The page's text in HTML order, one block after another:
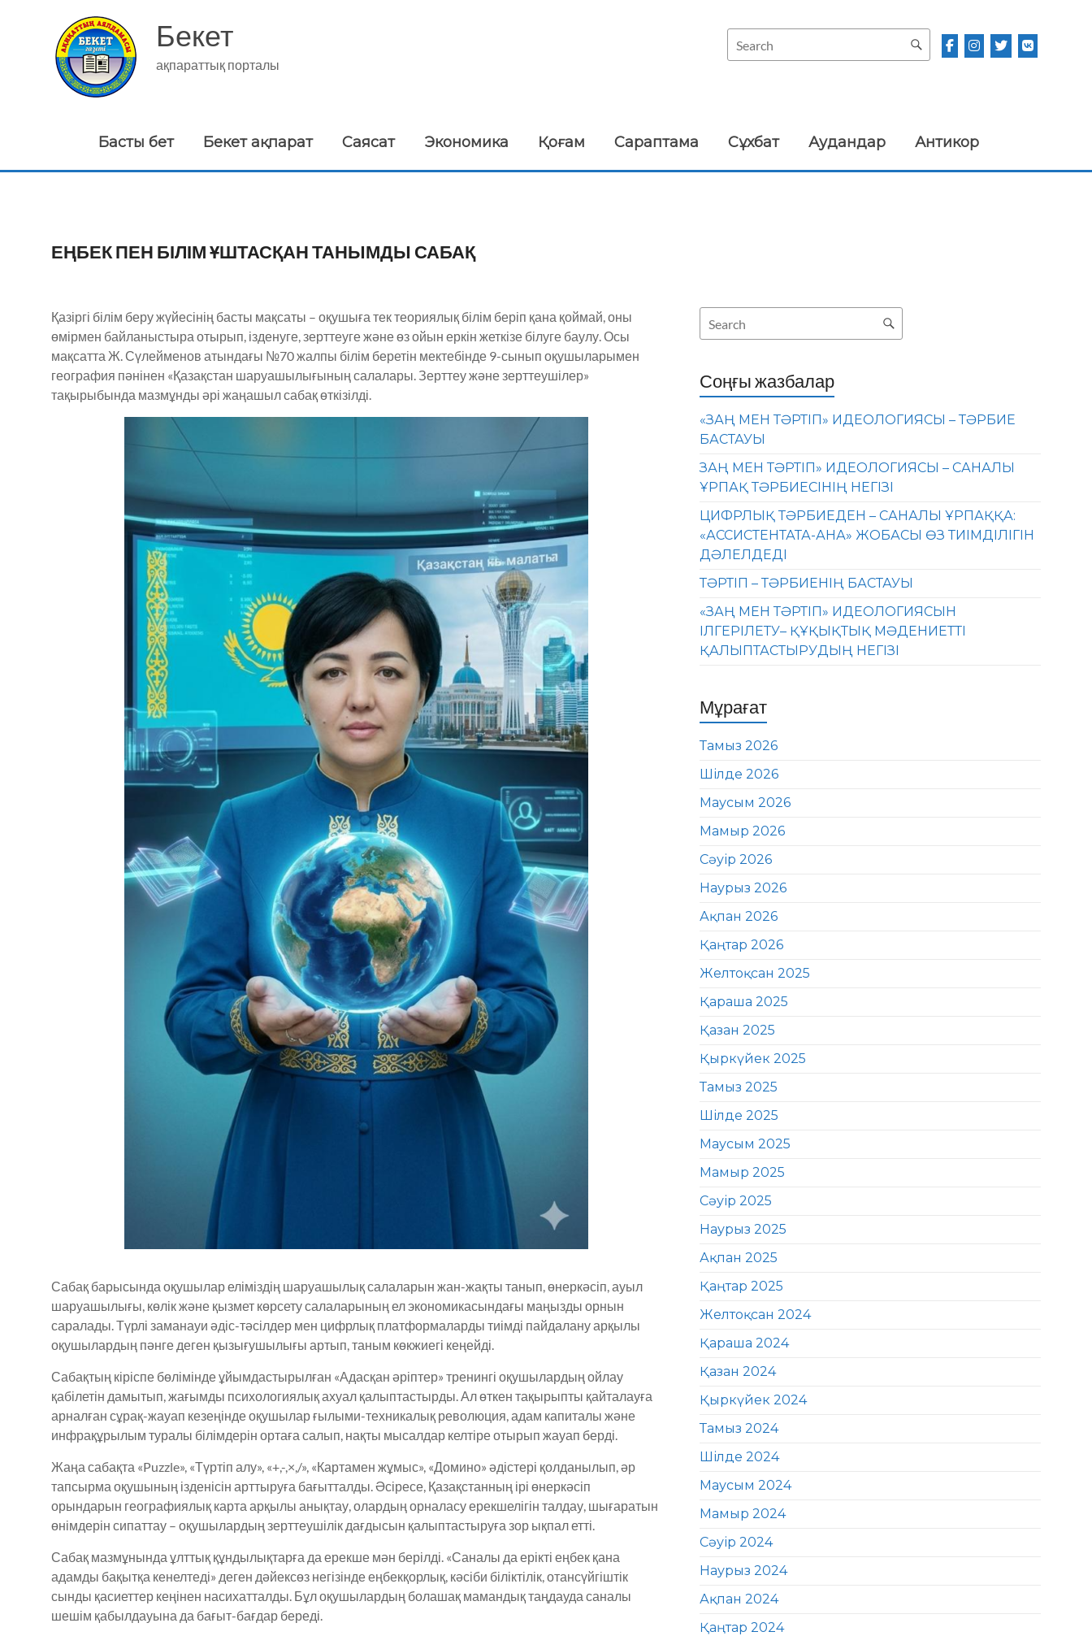
Бекет
ақпараттық порталы
Басты бет Бекет ақпарат Саясат Экономика Қоғам Сараптама Сұхбат Аудандар Антикор
ЕҢБЕК ПЕН БІЛІМ ҰШТАСҚАН ТАНЫМДЫ САБАҚ
Қазіргі білім беру жүйесінің басты мақсаты – оқушыға тек теориялық білім беріп қана қоймай, оны
өмірмен байланыстыра отырып, ізденуге, зерттеуге және өз ойын еркін жеткізе білуге баулу. Осы
мақсатта Ж. Сүлейменов атындағы №70 жалпы білім беретін мектебінде 9-сынып оқушыларымен
география пәнінен «Қазақстан шаруашылығының салалары. Зерттеу және зерттеушілер»
тақырыбында мазмұнды әрі жаңашыл сабақ өткізілді.
Сабақ барысында оқушылар еліміздің шаруашылық салаларын жан-жақты танып, өнеркәсіп, ауыл
шаруашылығы, көлік және қызмет көрсету салаларының ел экономикасындағы маңызды орнын
саралады. Түрлі заманауи әдіс-тәсілдер мен цифрлық платформаларды тиімді пайдалану арқылы
оқушылардың пәнге деген қызығушылығы артып, таным көкжиегі кеңейді.
Сабақтың кіріспе бөлімінде ұйымдастырылған «Адасқан әріптер» тренингі оқушылардың ойлау
қабілетін дамытып, жағымды психологиялық ахуал қалыптастырды. Ал өткен тақырыпты қайталауға
арналған сұрақ-жауап кезеңінде оқушылар ғылыми-техникалық революция, адам капиталы және
инфрақұрылым туралы білімдерін ортаға салып, нақты мысалдар келтіре отырып жауап берді.
Жаңа сабақта «Puzzle», «Түртіп алу», «+,-,×,/», «Картамен жұмыс», «Домино» әдістері қолданылып, әр
тапсырма оқушының ізденісін арттыруға бағытталды. Әсіресе, Қазақстанның ірі өнеркәсіп
орындарын географиялық карта арқылы анықтау, олардың орналасу ерекшелігін талдау, шығаратын
өнімдерін сипаттау – оқушылардың зерттеушілік дағдысын қалыптастыруға зор ықпал етті.
Сабақ мазмұнында ұлттық құндылықтарға да ерекше мән берілді. «Саналы да ерікті еңбек қана
адамды бақытқа кенелтеді» деген дәйексөз негізінде еңбекқорлық, кәсіби біліктілік, отансүйгіштік
сынды қасиеттер кеңінен насихатталды. Бұл оқушылардың болашақ мамандық таңдауда саналы
шешім қабылдауына да бағыт-бағдар береді.
Соңғы жазбалар
«ЗАҢ МЕН ТӘРТІП» ИДЕОЛОГИЯСЫ – ТӘРБИЕ
БАСТАУЫ
ЗАҢ МЕН ТӘРТІП» ИДЕОЛОГИЯСЫ – САНАЛЫ
ҰРПАҚ ТӘРБИЕСІНІҢ НЕГІЗІ
ЦИФРЛЫҚ ТӘРБИЕДЕН – САНАЛЫ ҰРПАҚҚА:
«АССИСТЕНТАТА-АНА» ЖОБАСЫ ӨЗ ТИІМДІЛІГІН
ДӘЛЕЛДЕДІ
ТӘРТІП – ТӘРБИЕНІҢ БАСТАУЫ
«ЗАҢ МЕН ТӘРТІП» ИДЕОЛОГИЯСЫН
ІЛГЕРІЛЕТУ– ҚҰҚЫҚТЫҚ МӘДЕНИЕТТІ
ҚАЛЫПТАСТЫРУДЫҢ НЕГІЗІ
Мұрағат
Тамыз 2026
Шілде 2026
Маусым 2026
Мамыр 2026
Сәуір 2026
Наурыз 2026
Ақпан 2026
Қаңтар 2026
Желтоқсан 2025
Қараша 2025
Қазан 2025
Қыркүйек 2025
Тамыз 2025
Шілде 2025
Маусым 2025
Мамыр 2025
Сәуір 2025
Наурыз 2025
Ақпан 2025
Қаңтар 2025
Желтоқсан 2024
Қараша 2024
Қазан 2024
Қыркүйек 2024
Тамыз 2024
Шілде 2024
Маусым 2024
Мамыр 2024
Сәуір 2024
Наурыз 2024
Ақпан 2024
Қаңтар 2024